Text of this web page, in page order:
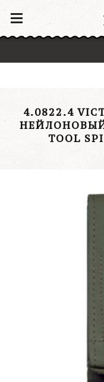
4.0822.4
TOOL